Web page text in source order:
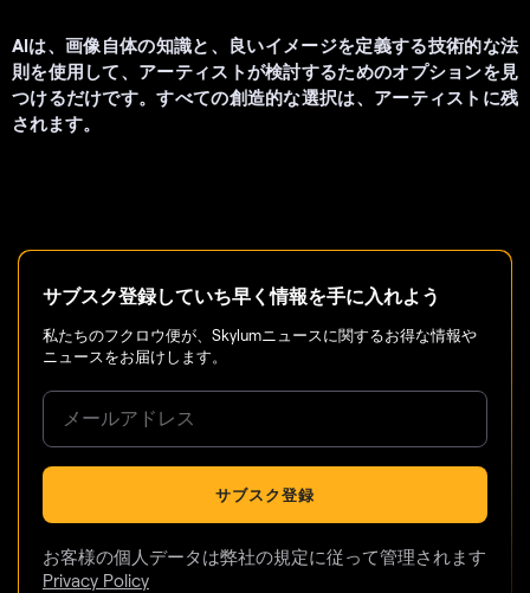
AIは、画像自体の知識と、良いイメージを定義する技術的な法
則を使用して、アーティストが検討するためのオプションを見
つけるだけです。すべての創造的な選択は、アーティストに残
されます。
サブスク登録していち早く情報を手に入れよう
私たちのフクロウ便が、Skylumニュースに関するお得な情報や
ニュースをお届けします。
サブスク登録
お客様の個人データは弊社の規定に従って管理されます
Privacy Policy